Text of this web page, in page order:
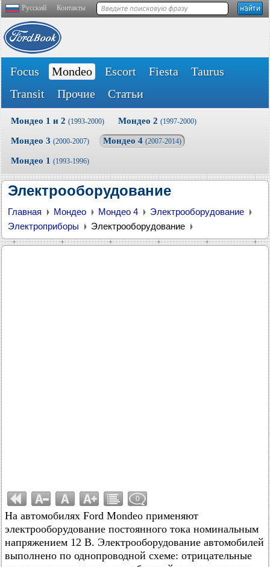
Русский Контакты
Focus Mondeo Escort Fiesta
Taurus
Transit
Прочие Статьи
Мондео 1 и 2 (1993-2000) Мондео 2 (1997-2000)
Мондео 3 (2000-2007) Мондео 4 (2007-2014)
Мондео 1 (1993-1996)
Электрооборудование
Главная Мондео Мондео 4
Электрооборудование
Электроприборы
Электрооборудование
0
На автомобилях Ford Mondeo применяют
электрооборудование постоянного тока номинальным
напряжением 12 В. Электрооборудование автомобилей
выполнено по однопроводной схеме: отрицательные